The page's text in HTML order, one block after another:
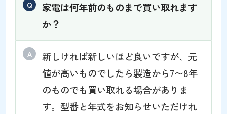
家電は何年前のものまで買い取れます
か？
新しければ新しいほど良いですが、元
値が高いものでしたら製造から7〜8年
のものでも買い取れる場合がありま
す。型番と年式をお知らせいただけれ